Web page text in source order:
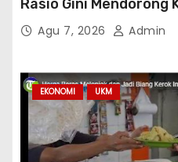
Rasio Gini Mendorong
Agu 7, 2026 Admin
EKONOMI UKM